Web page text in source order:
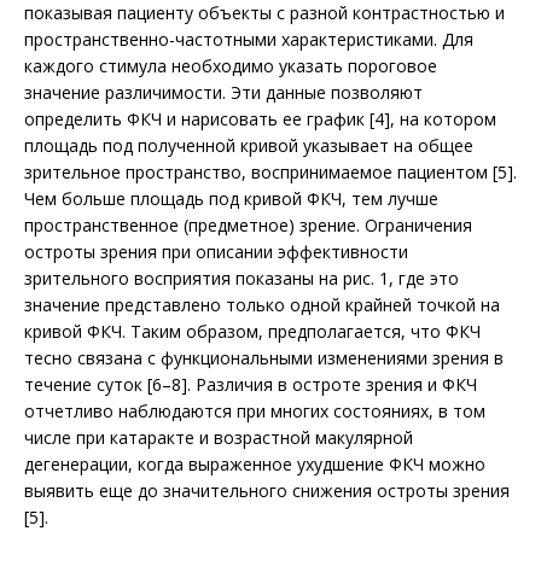
показывая пациенту объекты с разной контрастностью и
пространственно-частотными характеристиками. Для
каждого стимула необходимо указать пороговое
значение различимости. Эти данные позволяют
определить ФКЧ и нарисовать ее график [4], на котором
площадь под полученной кривой указывает на общее
зрительное пространство, воспринимаемое пациентом [5].
Чем больше площадь под кривой ФКЧ, тем лучше
пространственное (предметное) зрение. Ограничения
остроты зрения при описании эффективности
зрительного восприятия показаны на рис. 1, где это
значение представлено только одной крайней точкой на
кривой ФКЧ. Таким образом, предполагается, что ФКЧ
тесно связана с функциональными изменениями зрения в
течение суток [6–8]. Различия в остроте зрения и ФКЧ
отчетливо наблюдаются при многих состояниях, в том
числе при катаракте и возрастной макулярной
дегенерации, когда выраженное ухудшение ФКЧ можно
выявить еще до значительного снижения остроты зрения
[5].